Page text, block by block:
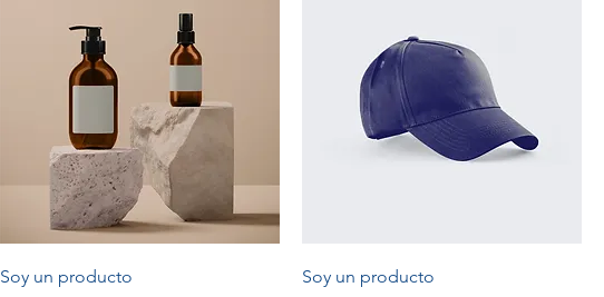
Soy un producto
Soy un producto